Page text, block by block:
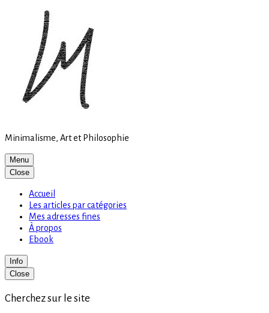
Minimalisme, Art et Philosophie
Menu
Close
Accueil
Les articles par catégories
Mes adresses fines
À propos
Ebook
Info
Primary
Sidebar
Close
Cherchez sur le site